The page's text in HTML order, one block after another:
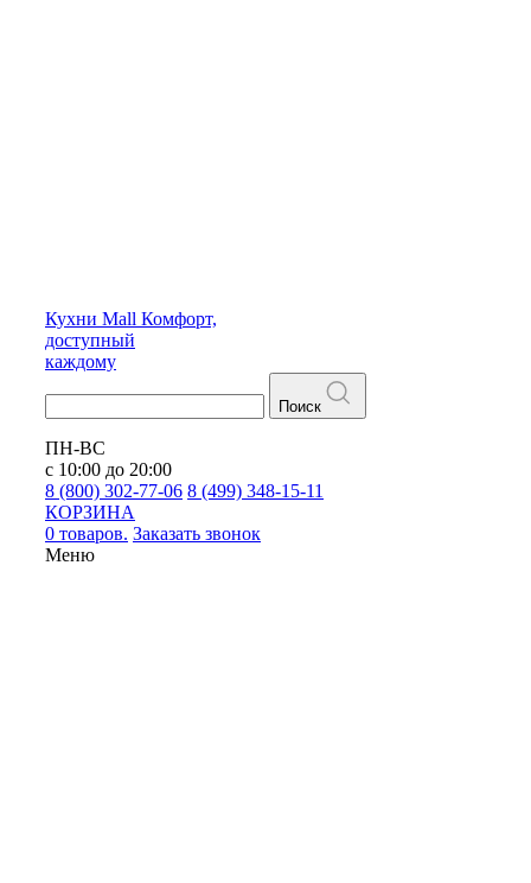
Кухни Mall Комфорт,
доступный
каждому
Поиск
ПН-ВС
с 10:00 до 20:00
8 (800) 302-77-06 8 (499) 348-15-11
КОРЗИНА
0 товаров. Заказать звонок
Меню